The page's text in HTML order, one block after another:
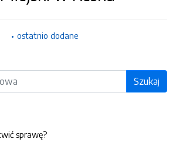
ostatnio dodane
Szukaj
sprawę?